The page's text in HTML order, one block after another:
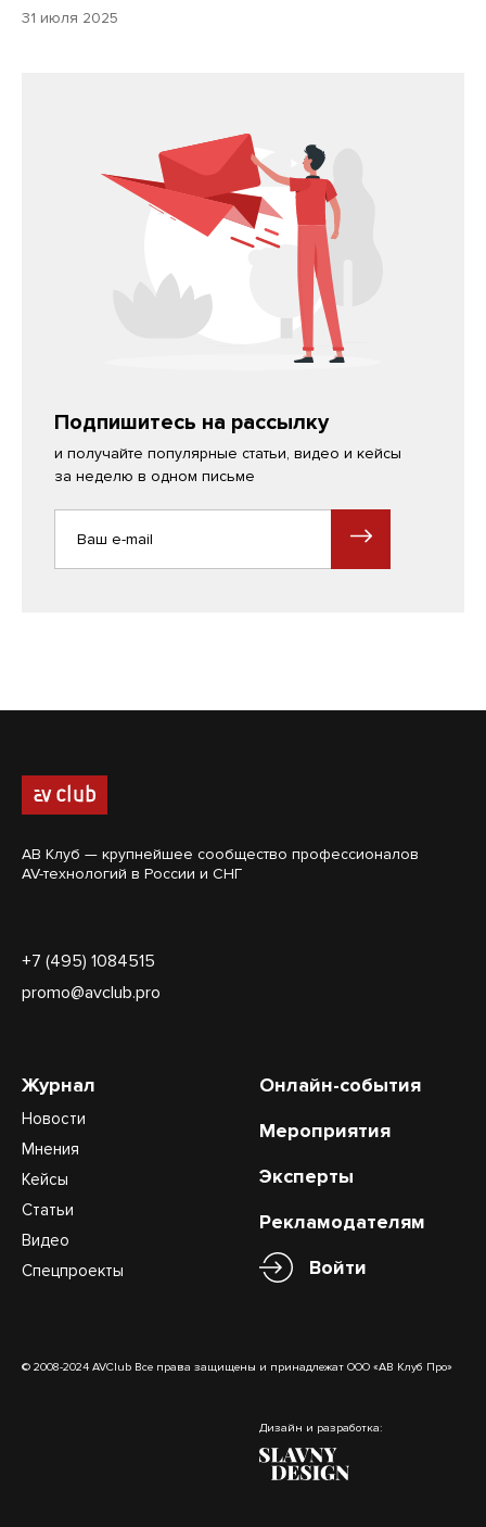
31 июля 2025
Подпишитесь на рассылку
и получайте популярные статьи, видео и кейсы
за неделю в одном письме
АВ Клуб — крупнейшее сообщество профессионалов
AV-технологий в России и СНГ
+7 (495) 1084515
promo@avclub.pro
Журнал
Новости
Мнения
Кейсы
Статьи
Видео
Спецпроекты
Онлайн-события
Мероприятия
Эксперты
Рекламодателям
Войти
© 2008-2024 AVClub Все права защищены и принадлежат ООО «АВ Клуб Про»
Дизайн и разработка: